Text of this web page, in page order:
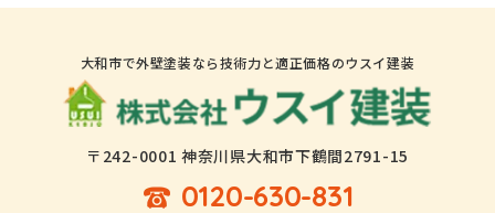
大和市で外壁塗装なら技術力と適正価格のウスイ建装
〒242-0001 神奈川県大和市下鶴間2791-15
0120-630-831